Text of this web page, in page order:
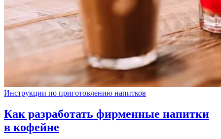
Инструкции по приготовлению напитков
Как разработать фирменные напитки
в кофейне